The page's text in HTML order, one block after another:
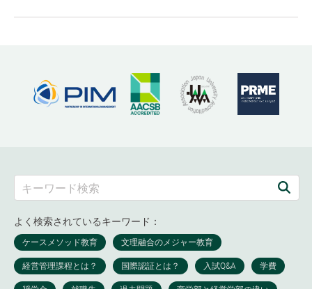
よく検索されているキーワード：